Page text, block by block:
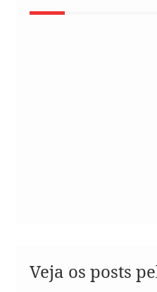
Veja os posts